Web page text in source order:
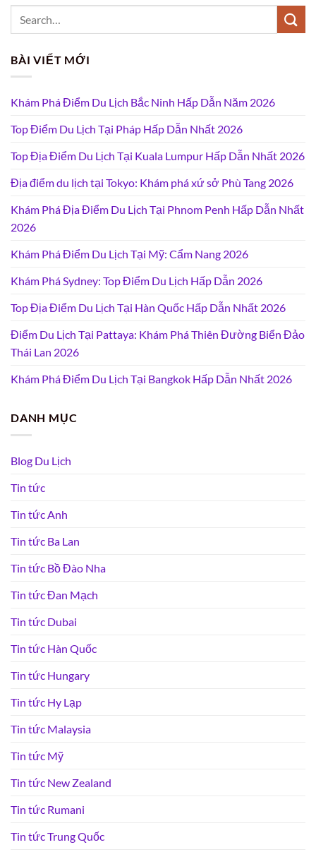
BÀI VIẾT MỚI
Khám Phá Điểm Du Lịch Bắc Ninh Hấp Dẫn Năm 2026
Top Điểm Du Lịch Tại Pháp Hấp Dẫn Nhất 2026
Top Địa Điểm Du Lịch Tại Kuala Lumpur Hấp Dẫn Nhất 2026
Địa điểm du lịch tại Tokyo: Khám phá xứ sở Phù Tang 2026
Khám Phá Địa Điểm Du Lịch Tại Phnom Penh Hấp Dẫn Nhất
2026
Khám Phá Điểm Du Lịch Tại Mỹ: Cẩm Nang 2026
Khám Phá Sydney: Top Điểm Du Lịch Hấp Dẫn 2026
Top Địa Điểm Du Lịch Tại Hàn Quốc Hấp Dẫn Nhất 2026
Điểm Du Lịch Tại Pattaya: Khám Phá Thiên Đường Biển Đảo
Thái Lan 2026
Khám Phá Điểm Du Lịch Tại Bangkok Hấp Dẫn Nhất 2026
DANH MỤC
Blog Du Lịch
Tin tức
Tin tức Anh
Tin tức Ba Lan
Tin tức Bồ Đào Nha
Tin tức Đan Mạch
Tin tức Dubai
Tin tức Hàn Quốc
Tin tức Hungary
Tin tức Hy Lạp
Tin tức Malaysia
Tin tức Mỹ
Tin tức New Zealand
Tin tức Rumani
Tin tức Trung Quốc